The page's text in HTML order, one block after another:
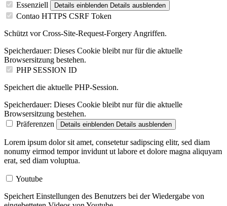
Essenziell Details einblenden Details ausblenden
Contao HTTPS CSRF Token
Schützt vor Cross-Site-Request-Forgery Angriffen.
Speicherdauer: Dieses Cookie bleibt nur für die aktuelle
Browsersitzung bestehen.
PHP SESSION ID
Speichert die aktuelle PHP-Session.
Speicherdauer: Dieses Cookie bleibt nur für die aktuelle
Browsersitzung bestehen.
Präferenzen
Details einblenden Details ausblenden
Lorem ipsum dolor sit amet, consetetur sadipscing elitr, sed diam
nonumy eirmod tempor invidunt ut labore et dolore magna aliquyam
erat, sed diam voluptua.
Youtube
Speichert Einstellungen des Benutzers bei der Wiedergabe von